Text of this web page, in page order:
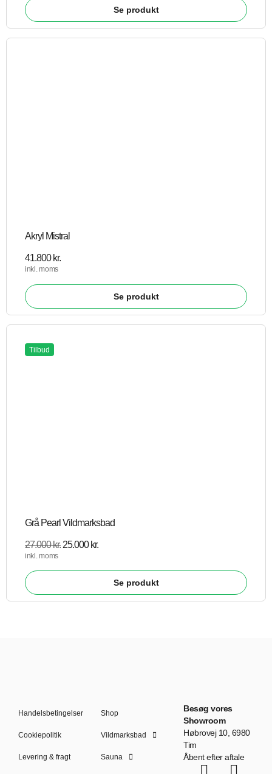
Se produkt
Akryl Mistral
41.800 kr.
inkl. moms
Se produkt
Tilbud
Grå Pearl Vildmarksbad
27.000kr. 25.000 kr.
inkl. moms
Se produkt
Handelsbetingelser
Cookiepolitik
Levering & fragt
Shop
Vildmarksbad
Sauna
Besøg vores
Showroom
Høbrovej 10, 6980
Tim
Åbent efter aftale